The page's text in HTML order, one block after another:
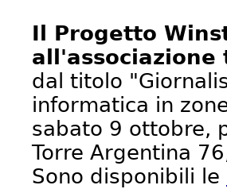
Il Progetto
dal titolo
informatica in
sabato 9 ottobre,
Torre Argentina
Sono disponibili le